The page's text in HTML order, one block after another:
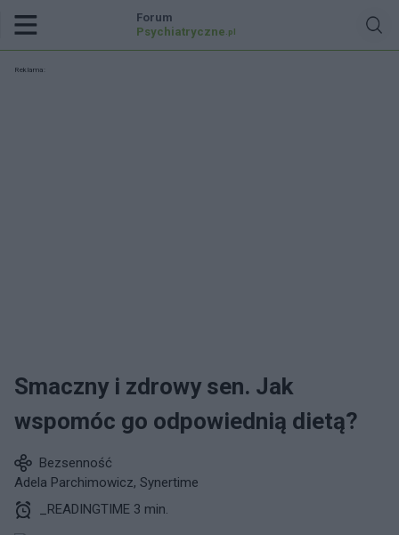
Forum
Psychiatryczne .pl
Reklama:
Smaczny i zdrowy sen. Jak
wspomóc go odpowiednią dietą?
Bezsenność
Adela Parchimowicz, Synertime
_READINGTIME 3 min.